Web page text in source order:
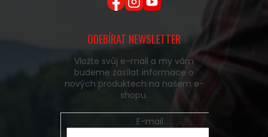
ODEBÍRAT NEWSLETTER
Vložte svůj e-mail a my vám
budeme zasílat informace o
nových produktech na našem e-
shopu.
E-mail